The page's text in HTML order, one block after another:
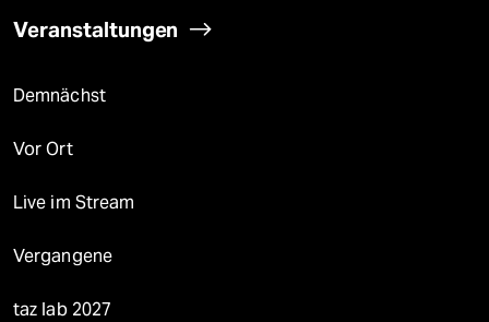
Veranstaltungen
Demnächst
Vor Ort
Live im Stream
Vergangene
taz lab 2027